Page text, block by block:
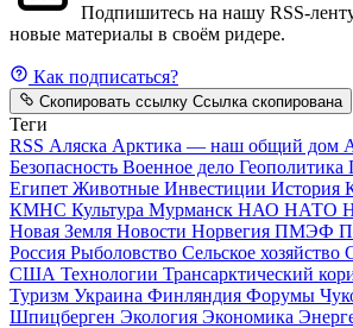
Подпишитесь на нашу RSS-
новые материалы в своём ридере.
Как подписаться?
Скопировать ссылку Ссылка скопирована
Теги
RSS Аляска Арктика — наш общий дом
Безопасность Военное дело Геополитика
Египет Животные Инвестиции История
КМНС Культура Мурманск НАО НАТО
Новая Земля Новости Норвегия ПМЭФ
Россия Рыболовство Сельское хозяйство
США Технологии Трансарктический
Туризм Украина Финляндия Форумы
Шпицберген Экология Экономика